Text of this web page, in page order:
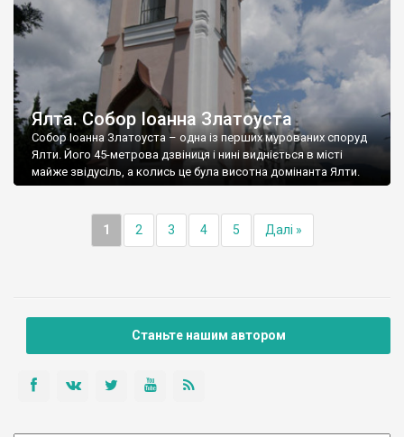
Ялта. Собор Іоанна Златоуста
Собор Іоанна Златоуста – одна із перших мурованих споруд
Ялти. Його 45-метрова дзвіниця і нині видніється в місті
майже звідусіль, а колись це була висотна домінанта Ялти.
1 2 3 4 5 Далі »
Станьте нашим автором